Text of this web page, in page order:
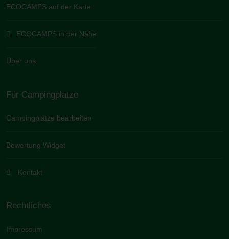
ECOCAMPS auf der Karte
ECOCAMPS in der Nähe
Über uns
Für Campingplätze
Campingplätze bearbeiten
Bewertung Widget
Kontakt
Rechtliches
Impressum